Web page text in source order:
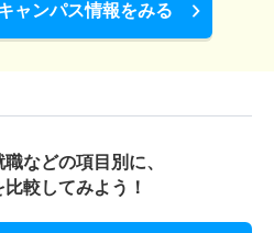
ャンパス情報をみる
などの項目別に、
比較してみよう！